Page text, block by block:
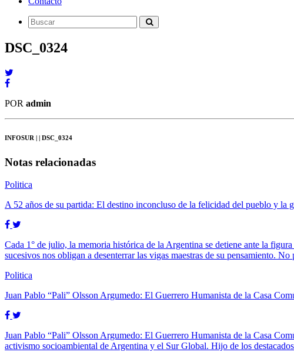
DSC_0324
POR admin
INFOSUR | | DSC_0324
Notas relacionadas
Politica
A 52 años de su partida: El destino inconcluso de la felicidad del pueblo y la
Cada 1° de julio, la memoria histórica de la Argentina se detiene ante la
sucesivos nos obligan a desenterrar las vigas maestras de su pensamiento.
Politica
Juan Pablo “Pali” Olsson Argumedo: El Guerrero Humanista de la Casa
Juan Pablo “Pali” Olsson Argumedo: El Guerrero Humanista de la Casa
activismo socioambiental de Argentina y el Sur Global. Hijo de los